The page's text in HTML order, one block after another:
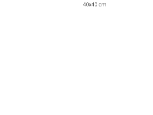
40x40 cm